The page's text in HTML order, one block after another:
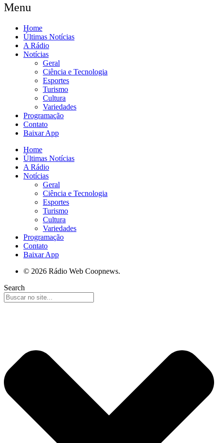
Menu
Home
Últimas Notícias
A Rádio
Notícias
Geral
Ciência e Tecnologia
Esportes
Turismo
Cultura
Variedades
Programação
Contato
Baixar App
Home
Últimas Notícias
A Rádio
Notícias
Geral
Ciência e Tecnologia
Esportes
Turismo
Cultura
Variedades
Programação
Contato
Baixar App
© 2026 Rádio Web Coopnews.
Search